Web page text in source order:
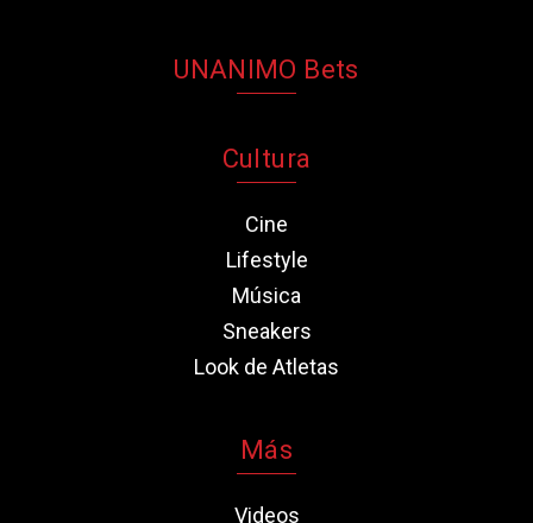
UNANIMO Bets
Cultura
Cine
Lifestyle
Música
Sneakers
Look de Atletas
Más
Videos